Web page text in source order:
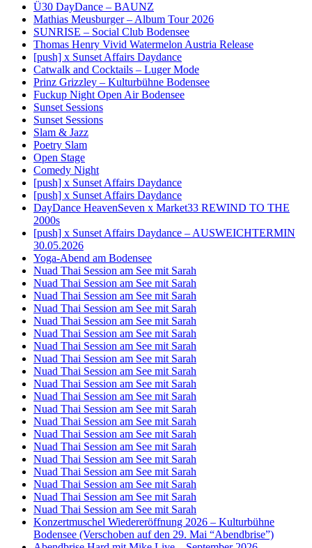
Ü30 DayDance – BAUNZ
Mathias Meusburger – Album Tour 2026
SUNRISE – Social Club Bodensee
Thomas Henry Vivid Watermelon Austria Release
[push] x Sunset Affairs Daydance
Catwalk and Cocktails – Luger Mode
Prinz Grizzley – Kulturbühne Bodensee
Fuckup Night Open Air Bodensee
Sunset Sessions
Sunset Sessions
Slam & Jazz
Poetry Slam
Open Stage
Comedy Night
[push] x Sunset Affairs Daydance
[push] x Sunset Affairs Daydance
DayDance HeavenSeven x Market33 REWIND TO THE
2000s
[push] x Sunset Affairs Daydance – AUSWEICHTERMIN
30.05.2026
Yoga-Abend am Bodensee
Nuad Thai Session am See mit Sarah
Nuad Thai Session am See mit Sarah
Nuad Thai Session am See mit Sarah
Nuad Thai Session am See mit Sarah
Nuad Thai Session am See mit Sarah
Nuad Thai Session am See mit Sarah
Nuad Thai Session am See mit Sarah
Nuad Thai Session am See mit Sarah
Nuad Thai Session am See mit Sarah
Nuad Thai Session am See mit Sarah
Nuad Thai Session am See mit Sarah
Nuad Thai Session am See mit Sarah
Nuad Thai Session am See mit Sarah
Nuad Thai Session am See mit Sarah
Nuad Thai Session am See mit Sarah
Nuad Thai Session am See mit Sarah
Nuad Thai Session am See mit Sarah
Nuad Thai Session am See mit Sarah
Nuad Thai Session am See mit Sarah
Nuad Thai Session am See mit Sarah
Konzertmuschel Wiedereröffnung 2026 – Kulturbühne
Bodensee (Verschoben auf den 29. Mai “Abendbrise”)